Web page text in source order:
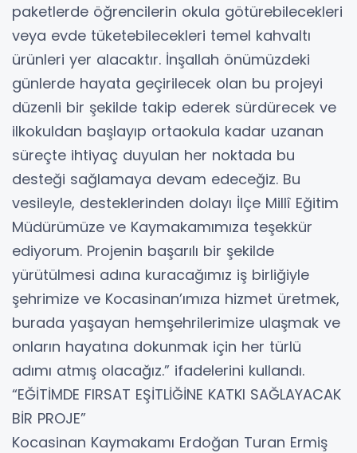
paketlerde öğrencilerin okula götürebilecekleri
veya evde tüketebilecekleri temel kahvaltı
ürünleri yer alacaktır. İnşallah önümüzdeki
günlerde hayata geçirilecek olan bu projeyi
düzenli bir şekilde takip ederek sürdürecek ve
ilkokuldan başlayıp ortaokula kadar uzanan
süreçte ihtiyaç duyulan her noktada bu
desteği sağlamaya devam edeceğiz. Bu
vesileyle, desteklerinden dolayı İlçe Millî Eğitim
Müdürümüze ve Kaymakamımıza teşekkür
ediyorum. Projenin başarılı bir şekilde
yürütülmesi adına kuracağımız iş birliğiyle
şehrimize ve Kocasinan’ımıza hizmet üretmek,
burada yaşayan hemşehrilerimize ulaşmak ve
onların hayatına dokunmak için her türlü
adımı atmış olacağız.” ifadelerini kullandı.
“EĞİTİMDE FIRSAT EŞİTLİĞİNE KATKI SAĞLAYACAK
BİR PROJE”
Kocasinan Kaymakamı Erdoğan Turan Ermiş